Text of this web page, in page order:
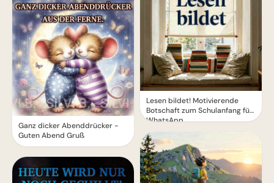
Ganz dicker Abenddrücker -
Guten Abend Gruß
Lesen bildet! Motivierende
Botschaft zum Schulanfang für
WhatsApp